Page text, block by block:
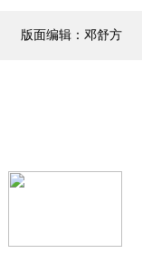
版面编辑：邓舒方